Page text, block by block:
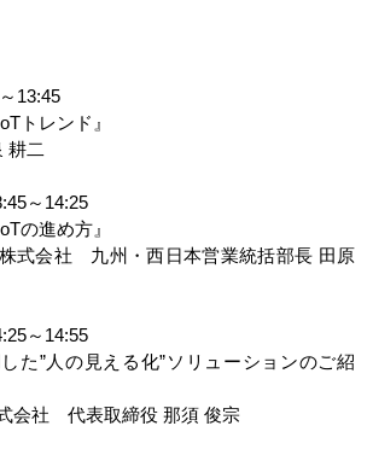
13:45
トレンド』
耕二
～14:25
の進め方』
式会社 九州・西日本営業統括部長 田原
～14:55
た”人の見える化”ソリューションのご紹
会社 代表取締役 那須 俊宗